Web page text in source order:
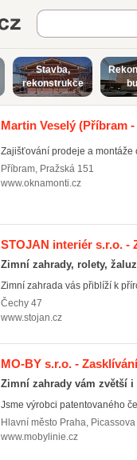
Najisto.cz
Stavba,
rekonstrukce
Martin Veselý (Příbram
Zajišťování prodeje a montáže
Příbram, Pražská 151
www.oknamonti.cz
STOJAN interiér s.r.o. -
Zimní zahrady, rolety,
Zimní zahrada vás přiblíží k
Čechy 47
www.stojan.cz
MO-BY s.r.o. -
Zimní zahrady vám zvětší
Jsme výrobci patentovaného
Hlavní město Praha,
www.mobylinie.cz